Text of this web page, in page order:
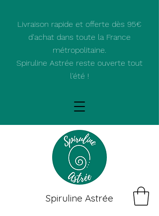
Spiruline Astrée
Livraison rapide et offerte dès 95€
d'achat dans toute la France
métropolitaine.
Spiruline Astrée reste ouverte tout
l'été !